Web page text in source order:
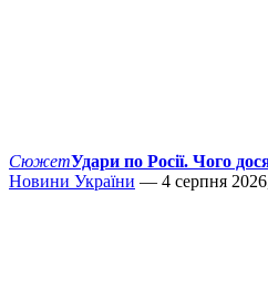
СюжетУдари по Росії. Чого
Новини України — 4 серпня